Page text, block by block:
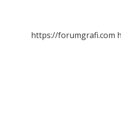
https://forumgrafi.com